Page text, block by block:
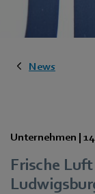
News
Unternehmen |
Frische